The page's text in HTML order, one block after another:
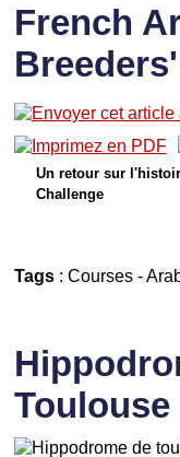
French
Un retour sur
Challenge
Tags: Courses-
Toulouse